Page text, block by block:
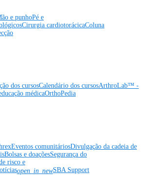
e punhoPé e
Cirurgia cardiotorácicaColuna
dos cursosCalendário dos cursosArthroLab™ -
médicaOrthoPedia
Eventos comunitáriosDivulgação da cadeia de
Bolsas e doaçõesSegurança do
risco e
open_in_newSBA Support